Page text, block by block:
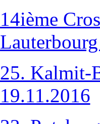
14ième
25. Kalmit-
19.11.2016